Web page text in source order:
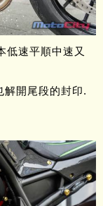
低速平順中速又
解開尾段的封印.